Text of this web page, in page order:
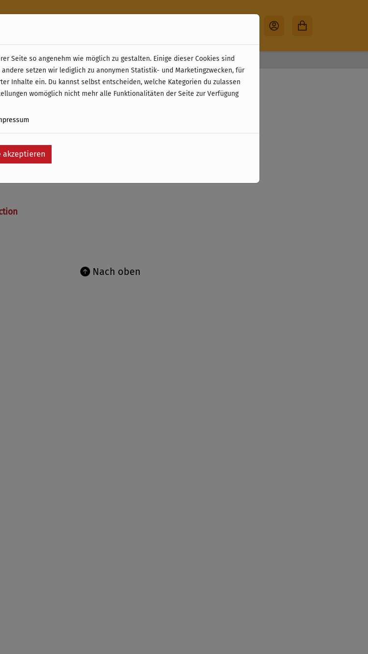
Deutschlands) 30 Tage Rückgabe
Nach oben
Seite so angenehm wie möglich zu gestalten. Einige dieser Cookies sind
setzen wir lediglich zu anonymen Statistik- und Marketingzwecken, für
Inhalte ein. Du kannst selbst entscheiden, welche Kategorien du zulassen
womöglich nicht mehr alle Funktionalitäten der Seite zur Verfügung
akzeptieren